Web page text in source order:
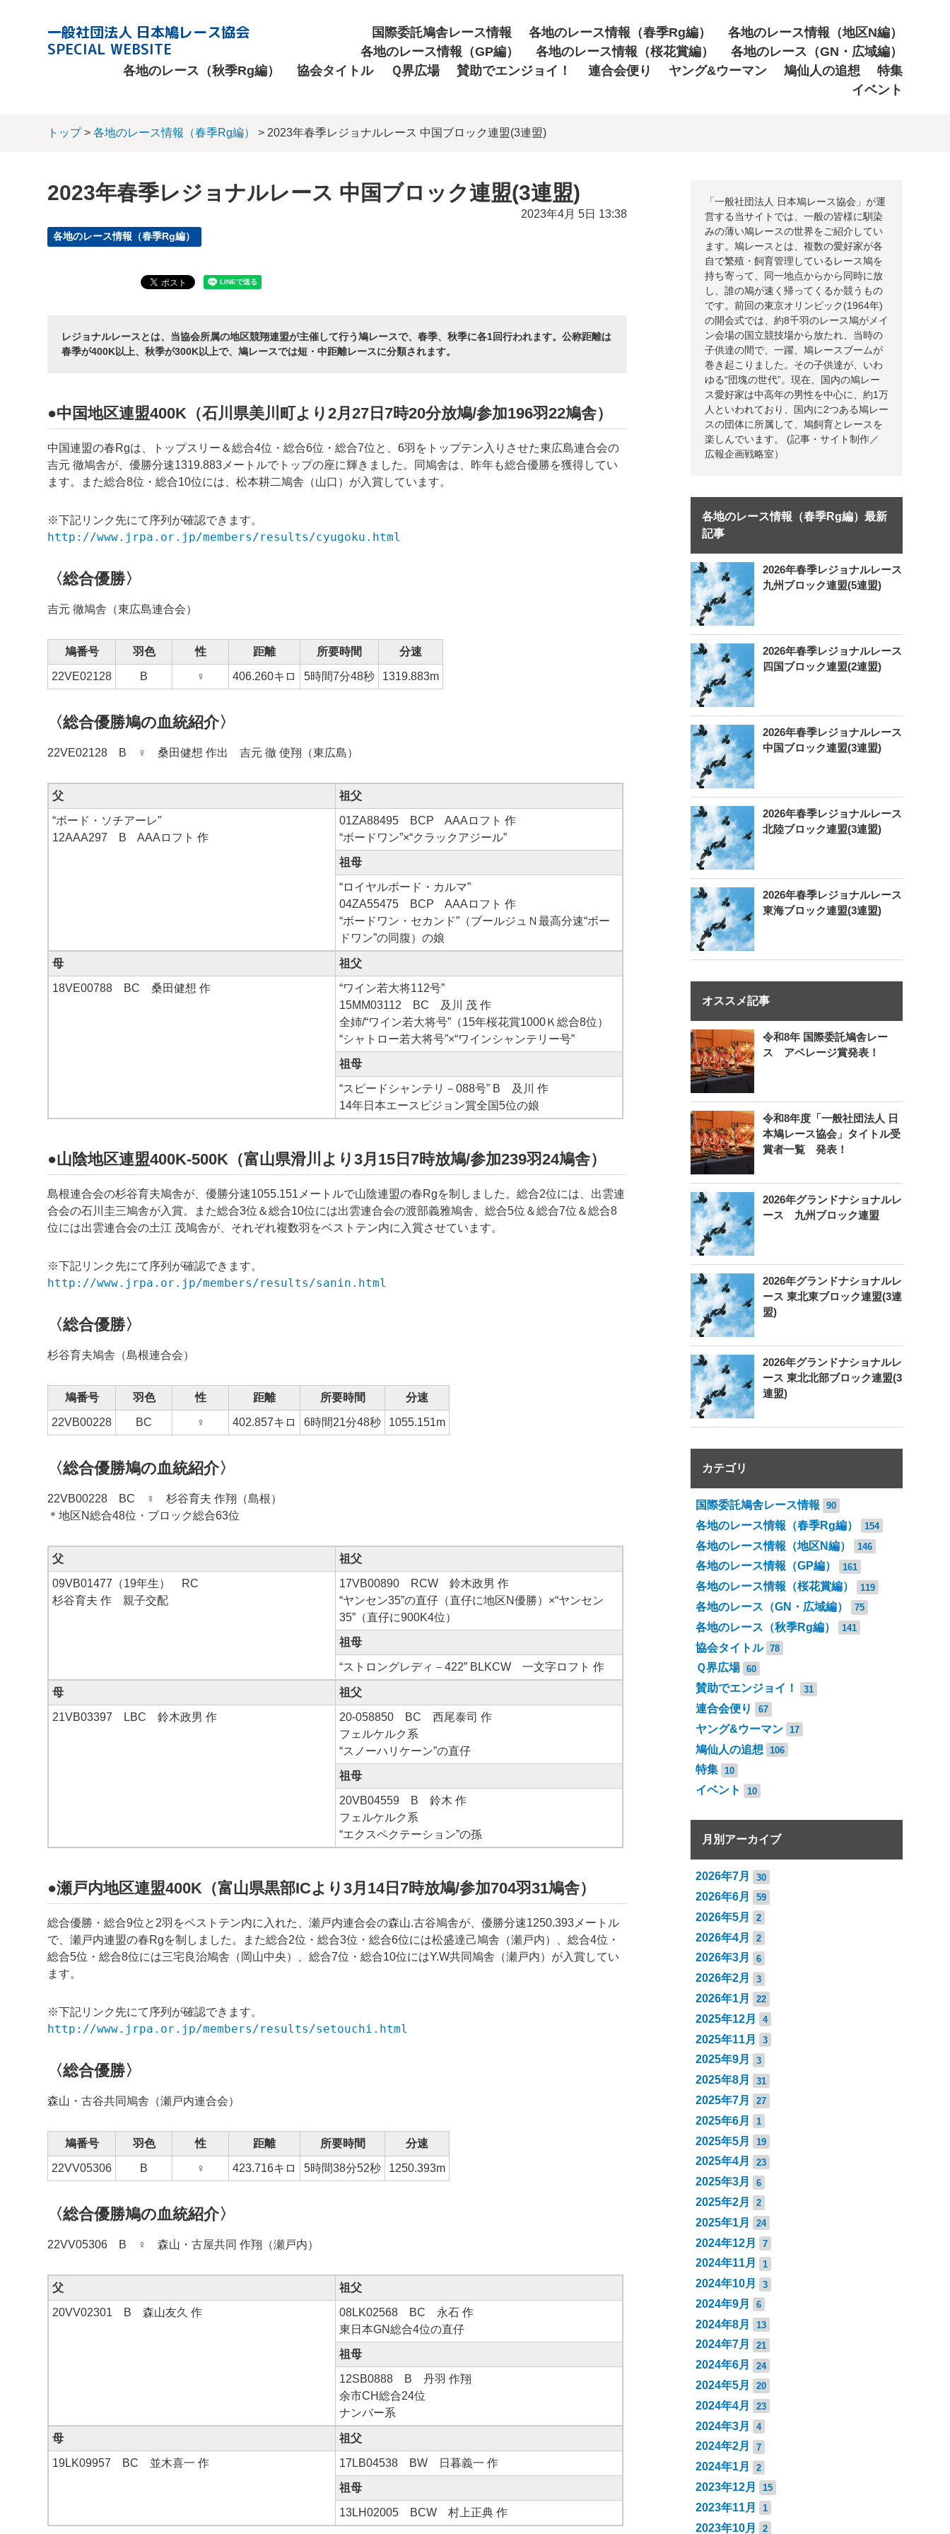
一般社団法人 日本鳩レース協会
SPECIAL WEBSITE
国際委託鳩舎レース情報 各地のレース情報（春季Rg編）
各地のレース情報（地区N編）
各地のレース情報（GP編）
各地のレース情報（桜花賞編）
各地のレース（GN・広域編）
各地のレース（秋季Rg編）
協会タイトル Ｑ界広場 賛助でエンジョイ！ 連合会便り ヤング&ウーマン 鳩仙人の追想
特集
イベント
トップ>各地のレース情報（春季Rg編） > 2023年春季レジョナルレース 中国ブロック連盟(3連盟)
2023年春季レジョナルレース 中国ブロック連盟(3連盟)
2023年4月 5日 13:38
各地のレース情報（春季Rg編）
レジョナルレースとは、当協会所属の地区競翔連盟が主催して行う鳩レースで、春季、秋季に各1回行われます。公称距離は
春季が400K以上、秋季が300K以上で、鳩レースでは短・中距離レースに分類されます。
●中国地区連盟400K（石川県美川町より2月27日7時20分放鳩/参加196羽22鳩舎）
中国連盟の春Rgは、トップスリー＆総合4位・総合6位・総合7位と、6羽をトップテン入りさせた東広島連合会の
吉元 徹鳩舎が、優勝分速1319.883メートルでトップの座に輝きました。同鳩舎は、昨年も総合優勝を獲得してい
ます。また総合8位・総合10位には、松本耕二鳩舎（山口）が入賞しています。
※下記リンク先にて序列が確認できます。
http://www.jrpa.or.jp/members/results/cyugoku.html
〈総合優勝〉
吉元 徹鳩舎（東広島連合会）
鳩番号 羽色 性 距離 所要時間 分速
22VE02128 B ♀ 406.260キロ 5時間7分48秒 1319.883m
〈総合優勝鳩の血統紹介〉
22VE02128 B ♀ 桑田健想 作出 吉元 徹 使翔（東広島）
父 祖父
“ボード・ソチアーレ”
12AAA297 B AAAロフト 作
01ZA88495 BCP AAAロフト 作
“ボードワン”×“クラックアジール”
祖母
“ロイヤルボード・カルマ”
04ZA55475 BCP AAAロフト 作
“ボードワン・セカンド”（ブールジュＮ最高分速“ボー
ドワン”の同腹）の娘
母 祖父
18VE00788 BC 桑田健想 作
“ワイン若大将112号”
15MM03112 BC 及川 茂 作
全姉/“ワイン若大将号”（15年桜花賞1000Ｋ総合8位）
“シャトロー若大将号”×“ワインシャンテリー号”
祖母
“スピードシャンテリ－088号” B 及川 作
14年日本エースピジョン賞全国5位の娘
●山陰地区連盟400K-500K（富山県滑川より3月15日7時放鳩/参加239羽24鳩舎）
島根連合会の杉谷育夫鳩舎が、優勝分速1055.151 メートルで山陰連盟の春Rgを制しました。総合2位には、出雲連
合会の石川圭三鳩舎が入賞。また総合3位＆総合10位には出雲連合会の渡部義雅鳩舎、総合5位＆総合7位＆総合8
位には出雲連合会の土江 茂鳩舎が、それぞれ複数羽をベストテン内に入賞させています。
※下記リンク先にて序列が確認できます。
http://www.jrpa.or.jp/members/results/sanin.html
〈総合優勝〉
杉谷育夫鳩舎（島根連合会）
鳩番号 羽色 性 距離 所要時間 分速
22VB00228 BC ♀ 402.857キロ 6時間21分48秒 1055.151m
〈総合優勝鳩の血統紹介〉
22VB00228 BC ♀ 杉谷育夫 作翔（島根）
＊地区N総合48位・ブロック総合63位
父 祖父
09VB01477（19年生） RC
杉谷育夫 作 親子交配
17VB00890 RCW 鈴木政男 作
“ヤンセン35”の直仔（直仔に地区N優勝）×“ヤンセン
35”（直仔に900K4位）
祖母
“ストロングレディ－422” BLKCW 一文字ロフト 作
母 祖父
21VB03397 LBC 鈴木政男 作
20-058850 BC 西尾泰司 作
フェルケルク系
“スノーハリケーン”の直仔
祖母
20VB04559 B 鈴木 作
フェルケルク系
“エクスペクテーション”の孫
●瀬戸内地区連盟400K（富山県黒部ICより3月14日7時放鳩/参加704羽31鳩舎）
総合優勝・総合9位と2羽をベストテン内に入れた、瀬戸内連合会の森山.古谷鳩舎が、優勝分速1250.393 メートル
で、瀬戸内連盟の春Rgを制しました。また総合2位・総合3位・総合6位には松盛達己鳩舎（瀬戸内）、総合4位・
総合5位・総合8位には三宅良治鳩舎（岡山中央）、総合7位・総合10位にはY.W共同鳩舎（瀬戸内） が入賞してい
ます。
※下記リンク先にて序列が確認できます。
http://www.jrpa.or.jp/members/results/setouchi.html
〈総合優勝〉
森山・古谷共同鳩舎（瀬戸内連合会）
鳩番号 羽色 性 距離 所要時間 分速
22VV05306 B ♀ 423.716キロ 5時間38分52秒 1250.393m
〈総合優勝鳩の血統紹介〉
22VV05306 B ♀ 森山・古屋共同 作翔（瀬戸内）
父 祖父
20VV02301 B 森山友久 作
08LK02568 BC 永石 作
東日本GN総合4位の直仔
祖母
12SB0888 B 丹羽 作翔
余市CH総合24位
ナンバー系
母 祖父
19LK09957 BC 並木喜一 作 17LB04538 BW 日暮義一 作
祖母
13LH02005 BCW 村上正典 作
「一般社団法人 日本鳩レース協会」が運
営する当サイトでは、一般の皆様に馴染
みの薄い鳩レースの世界をご紹介してい
ます。鳩レースとは、複数の愛好家が各
自で繁殖・飼育管理しているレース鳩を
持ち寄って、同一地点からから同時に放
し、誰の鳩が速く帰ってくるか競うもの
です。前回の東京オリンピック(1964年)
の開会式では、約8千羽のレース鳩がメイ
ン会場の国立競技場から放たれ、当時の
子供達の間で、一躍、鳩レースブームが
巻き起こりました。その子供達が、いわ
ゆる“団塊の世代”。現在、国内の鳩レー
ス愛好家は中高年の男性を中心に、約1万
人といわれており、国内に2つある鳩レー
スの団体に所属して、鳩飼育とレースを
楽しんでいます。 (記事・サイト制作／
広報企画戦略室）
各地のレース情報（春季Rg編）最新
記事
2026年春季レジョナルレース
九州ブロック連盟(5連盟)
2026年春季レジョナルレース
四国ブロック連盟(2連盟)
2026年春季レジョナルレース
中国ブロック連盟(3連盟)
2026年春季レジョナルレース
北陸ブロック連盟(3連盟)
2026年春季レジョナルレース
東海ブロック連盟(3連盟)
オススメ記事
令和8年 国際委託鳩舎レー
ス アベレージ賞発表！
令和8年度「一般社団法人 日
本鳩レース協会」タイトル受
賞者一覧 発表！
2026年グランドナショナルレ
ース 九州ブロック連盟
2026年グランドナショナルレ
ース 東北東ブロック連盟(3連
盟)
2026年グランドナショナルレ
ース 東北北部ブロック連盟(3
連盟)
カテゴリ
国際委託鳩舎レース情報 90
各地のレース情報（春季Rg編） 154
各地のレース情報（地区N編） 146
各地のレース情報（GP編） 161
各地のレース情報（桜花賞編） 119
各地のレース（GN・広域編） 75
各地のレース（秋季Rg編） 141
協会タイトル 78
Ｑ界広場 60
賛助でエンジョイ！ 31
連合会便り 67
ヤング&ウーマン 17
鳩仙人の追想 106
特集 10
イベント 10
月別アーカイブ
2026年7月 30
2026年6月 59
2026年5月 2
2026年4月 2
2026年3月 6
2026年2月 3
2026年1月 22
2025年12月 4
2025年11月 3
2025年9月 3
2025年8月 31
2025年7月 27
2025年6月 1
2025年5月 19
2025年4月 23
2025年3月 6
2025年2月 2
2025年1月 24
2024年12月 7
2024年11月 1
2024年10月 3
2024年9月 6
2024年8月 13
2024年7月 21
2024年6月 24
2024年5月 20
2024年4月 23
2024年3月 4
2024年2月 7
2024年1月 2
2023年12月 15
2023年11月 1
2023年10月 2